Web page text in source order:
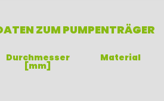
ZUM PUMPENTRÄGER
Durchmesser
[mm]
Material